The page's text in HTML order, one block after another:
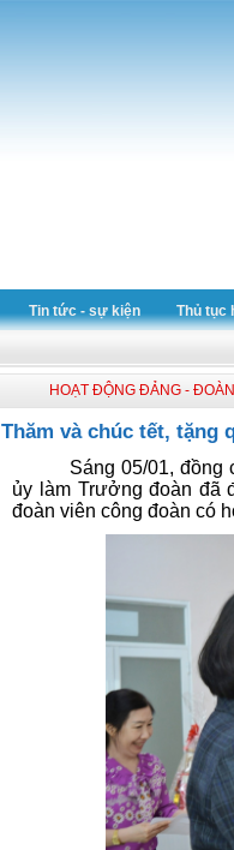
Tin tức - sự kiện Thủ tục
HOẠT ĐỘNG ĐẢNG -
Thăm và chúc tết, tặng
Sáng 05/01, đồng
ủy làm Trưởng đoàn đã
đoàn viên công đoàn có